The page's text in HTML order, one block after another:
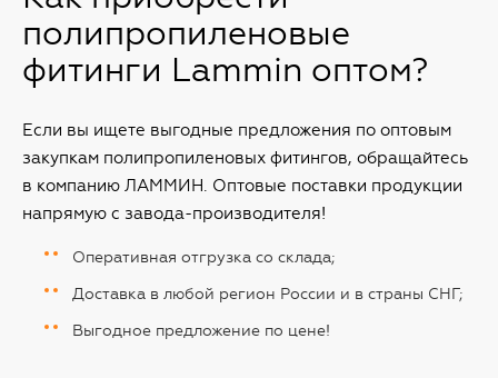
полипропиленовые
фитинги Lammin оптом?
Если вы ищете выгодные предложения по оптовым
закупкам полипропиленовых фитингов, обращайтесь
в компанию ЛАММИН. Оптовые поставки продукции
напрямую с завода-производителя!
Оперативная отгрузка со склада;
Доставка в любой регион России и в страны СНГ;
Выгодное предложение по цене!